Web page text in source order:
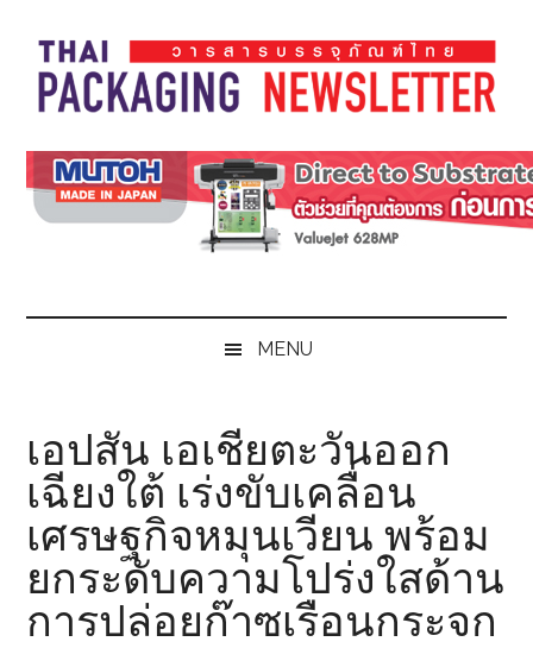
main
content
secondary
menu
primary
sidebar
footer
Thai
Pack
Magazine
Pack
Magazine
MENU
เอปสัน เอเชียตะวันออก
เฉียงใต้ เร่งขับเคลื่อน
เศรษฐกิจหมุนเวียน พร้อม
ยกระดับความโปร่งใสด้าน
การปล่อยก๊าซเรือนกระจก